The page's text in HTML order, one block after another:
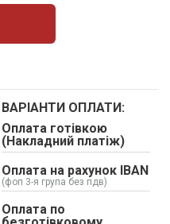
ВАРІАНТИ ОПЛАТИ:
Оплата готівкою
(Накладний платіж)
Оплата на рахунок IBAN
(фоп 3-я група без пдв)
Оплата по